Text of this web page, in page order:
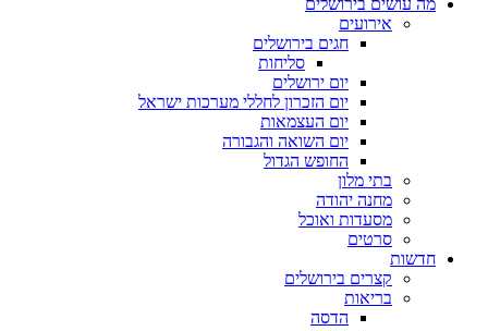
מה עושים בירושלים
אירועים
חגים בירושלים
סליחות
יום ירושלים
יום הזכרון לחללי מערכות ישראל
יום העצמאות
יום השואה והגבורה
החופש הגדול
בתי מלון
מחנה יהודה
מסעדות ואוכל
סרטים
חדשות
קצרים בירושלים
בריאות
הדסה